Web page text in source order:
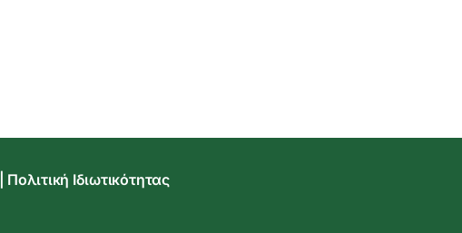
Πολιτική Ιδιωτικότητας